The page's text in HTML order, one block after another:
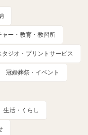
ャー・教育・教習所
タジオ・プリントサービス
冠婚葬祭・イベント
生活・くらし